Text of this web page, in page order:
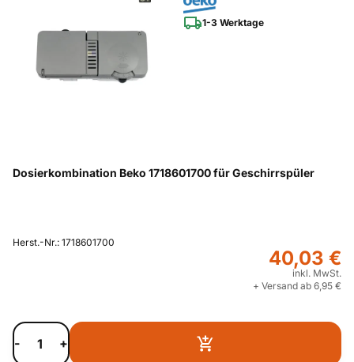
1-3 Werktage
Dosierkombination Beko 1718601700 für Geschirrspüler
Herst.-Nr.: 1718601700
40,03 €
inkl. MwSt.
+ Versand ab 6,95 €
- +